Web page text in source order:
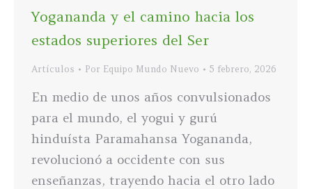
Yogananda y el camino hacia los
estados superiores del Ser
Artículos Por Equipo Mundo Nuevo 5 febrero, 2026
En medio de unos años convulsionados
para el mundo, el yogui y gurú
hinduísta Paramahansa Yogananda,
revolucionó a occidente con sus
enseñanzas, trayendo hacia el otro lado